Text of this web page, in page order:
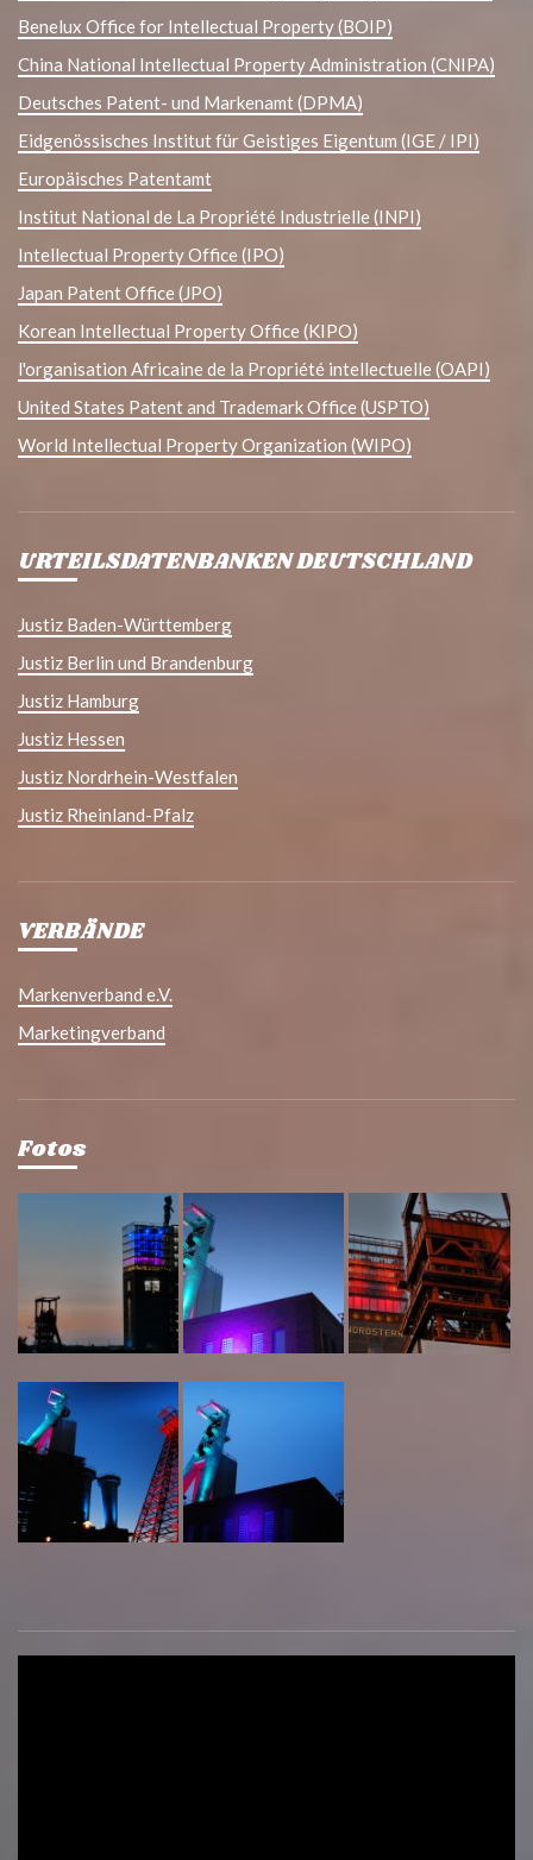
Benelux Office for Intellectual Property (BOIP)
China National Intellectual Property Administration (CNIPA)
Deutsches Patent- und Markenamt (DPMA)
Eidgenössisches Institut für Geistiges Eigentum (IGE / IPI)
Europäisches Patentamt
Institut National de La Propriété Industrielle (INPI)
Intellectual Property Office (IPO)
Japan Patent Office (JPO)
Korean Intellectual Property Office (KIPO)
l'organisation Africaine de la Propriété intellectuelle (OAPI)
United States Patent and Trademark Office (USPTO)
World Intellectual Property Organization (WIPO)
URTEILSDATENBANKEN DEUTSCHLAND
Justiz Baden-Württemberg
Justiz Berlin und Brandenburg
Justiz Hamburg
Justiz Hessen
Justiz Nordrhein-Westfalen
Justiz Rheinland-Pfalz
VERBÄNDE
Markenverband e.V.
Marketingverband
Fotos